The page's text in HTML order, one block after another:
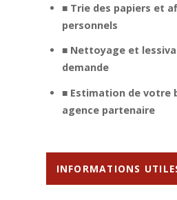
■ Trie des papiers et
personnels
■ Nettoyage et
demande
■ Estimation de votre
agence partenaire
INFORMATIONS